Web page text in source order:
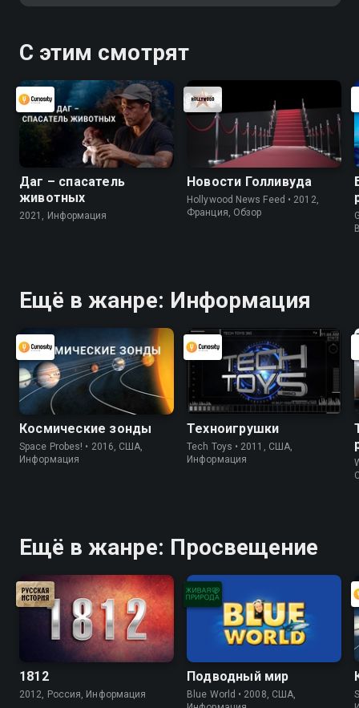
С этим смотрят
Даг – спасатель
животных
2021, Информация
Новости Голливуда
Hollywood News Feed • 2012,
Франция, Обзор
Ещё в жанре: Информация
Космические зонды
Space Probes! • 2016, США,
Информация
Техноигрушки
Tech Toys • 2011, США,
Информация
Ещё в жанре: Просвещение
1812
2012, Россия, Информация
Подводный мир
Blue World • 2008, США,